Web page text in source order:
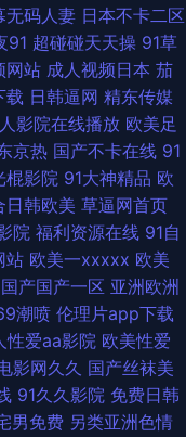
色网 在线观看91站 97国
欧美天天好逼网 三级无码
情网 岛国大片网站 激情福
人妻人人爱 白浆福利导航
午夜寂寞伦理 91福利射
网站 美女探花视频极品 人
在线69 国内精品视频97 欧
频免费入口 成人影视网卡
无码人妻 日本不卡二区
91 超碰碰天天操 91草
网站 成人视频日本 茄
载 日韩逼网 精东传媒
影院在线播放 欧美足
京热 国产不卡在线 91
棍影院 91大神精品 欧
日韩欧美 草逼网首页
院 福利资源在线 91自
站 欧美一xxxxx 欧美
国产国产一区 亚洲欧洲
潮喷 伦理片app下载
性爱aa影院 欧美性爱
影网久久 国产丝袜美
91久久影院 免费日韩
男免费 另类亚洲色情